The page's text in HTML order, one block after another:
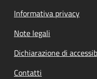
Informativa privacy
Note legali
Dichiarazione di
Contatti